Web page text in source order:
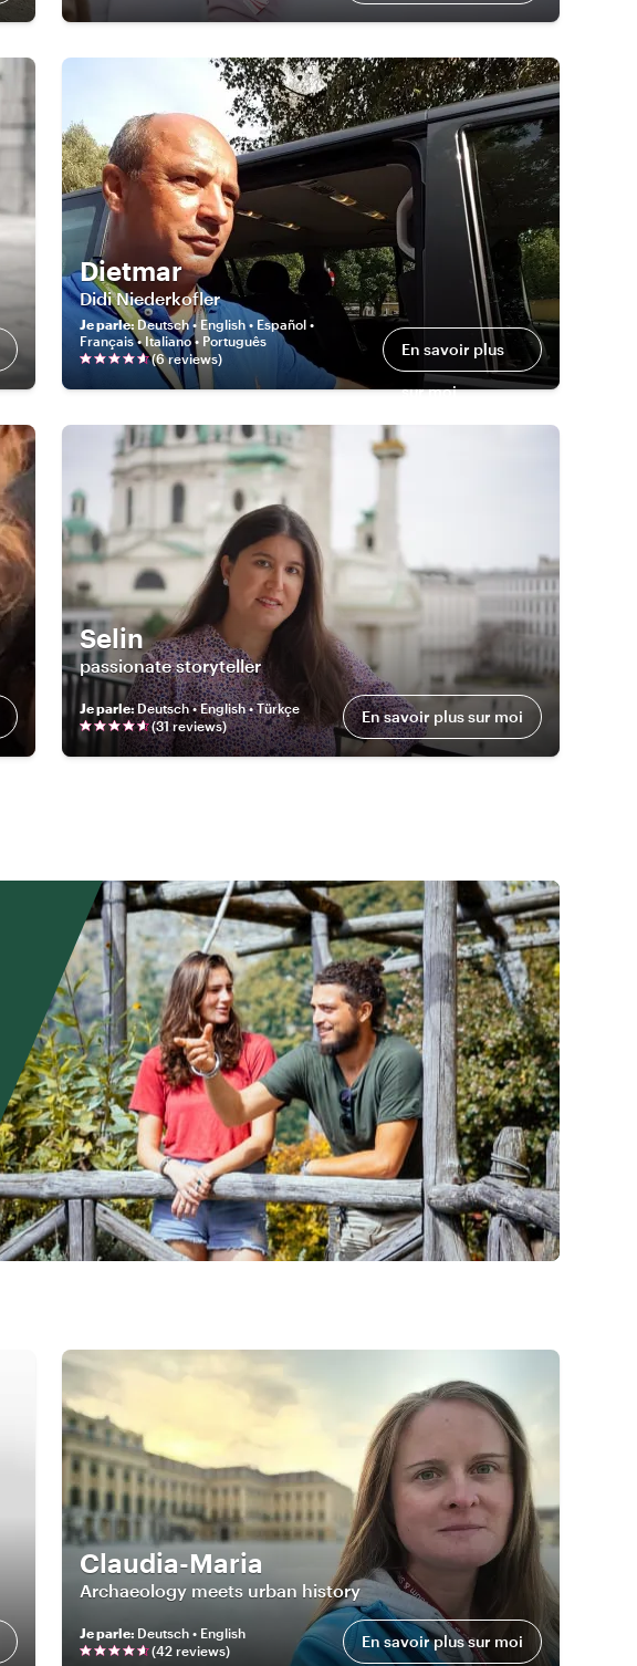
Dietmar
Didi Niederkofler
Je parle: Deutsch • English • Español •
Français • Italiano • Português
(6reviews) En savoir plus
sur moi
Selin
passionate storyteller
Je parle:Deutsch • English • Türkçe
(31reviews) En savoir plus sur moi
Claudia-Maria
Archaeology meets urban history
Je parle: Deutsch • English
(42 reviews) En savoir plus sur moi